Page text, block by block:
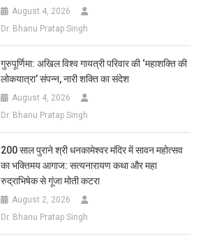
August 4, 2026
Dr. Bhanu Pratap Singh
गुरुपूर्णिमा: अखिल विश्व गायत्री परिवार की ‘महाशक्ति की
लोकयात्रा’ संपन्न, नारी शक्ति का संदेश
August 4, 2026
Dr. Bhanu Pratap Singh
200 साल पुराने श्री धनकामेश्वर मंदिर में सावन महोत्सव
का भक्तिमय आगाज: सत्यनारायण कथा और महा
रुद्राभिषेक से गूंजा मोती कटरा
August 2, 2026
Dr. Bhanu Pratap Singh